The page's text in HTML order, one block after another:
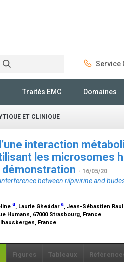
Service
Traités EMC Domaines
ET CLINIQUE
interaction
les microsomes
- 16/05/20
between rilpivirine and
a, Laurie Gheddara, Jean-Sébastien Raul
Humann, 67000 Strasbourg, France
France
Figures Tableaux